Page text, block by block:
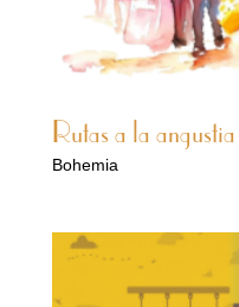
Rutas a la angustia
Bohemia